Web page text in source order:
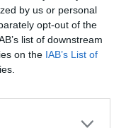
by us or personal
opt-out of the
list of downstream
on the IAB’s List of